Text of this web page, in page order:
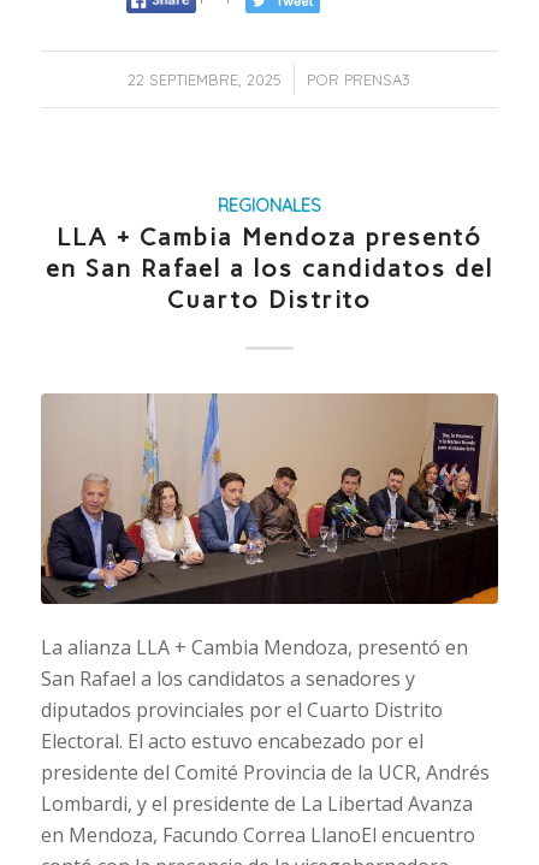
22 SEPTIEMBRE, 2025
/ POR PRENSA3
REGIONALES
LLA + Cambia Mendoza presentó
en San Rafael a los candidatos del
Cuarto Distrito
La alianza LLA + Cambia Mendoza, presentó en
San Rafael a los candidatos a senadores y
diputados provinciales por el Cuarto Distrito
Electoral. El acto estuvo encabezado por el
presidente del Comité Provincia de la UCR, Andrés
Lombardi, y el presidente de La Libertad Avanza
en Mendoza, Facundo Correa LlanoEl encuentro